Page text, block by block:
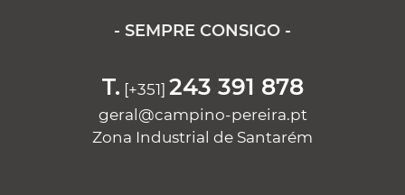
- SEMPRE CONSIGO -
T. [+351] 243 391 878
geral@campino-pereira.pt
Zona Industrial de Santarém